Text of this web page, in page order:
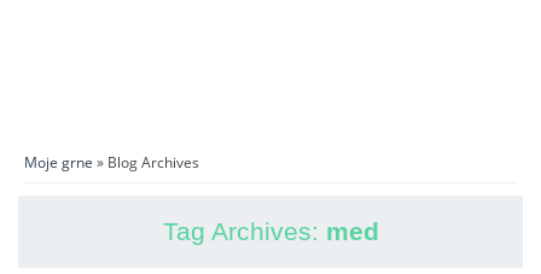
Moje grne » Blog Archives
Tag Archives: med